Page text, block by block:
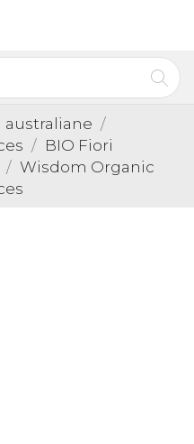
australiane
BIO Fiori
Wisdom Organic